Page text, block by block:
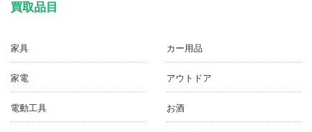
買取品目
家具
家電
電動工具
カー用品
アウトドア
お酒